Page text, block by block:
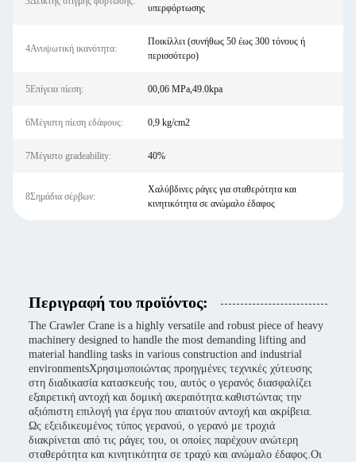
υπερφόρτωσης
4Ανυψωτική ικανότητα:
Ποικίλλει (συνήθως 50 έως 300 τόνους ή
περισσότερο)
5Επίγεια πίεση: 00,06 MPa,49.0kpa
6Μέγιστη πίεση εδάφους: 0,9 kg/cm2
7Μέγιστο gradeability: 40%
8Σημάδια σέρβων:
Χαλύβδινες ράγες για σταθερότητα και
κινητικότητα σε ανώμαλο έδαφος
Περιγραφή του προϊόντος:
The Crawler Crane is a highly versatile and robust piece of heavy
machinery designed to handle the most demanding lifting and
material handling tasks in various construction and industrial
environmentsΧρησιμοποιώντας προηγμένες τεχνικές χύτευσης
στη διαδικασία κατασκευής του, αυτός ο γερανός διασφαλίζει
εξαιρετική αντοχή και δομική ακεραιότητα.καθιστώντας την
αξιόπιστη επιλογή για έργα που απαιτούν αντοχή και ακρίβεια.
Ως εξειδικευμένος τύπος γερανού, ο γερανό με τροχιά
διακρίνεται από τις ράγες του, οι οποίες παρέχουν ανώτερη
σταθερότητα και κινητικότητα σε τραχύ και ανώμαλο έδαφος.Οι